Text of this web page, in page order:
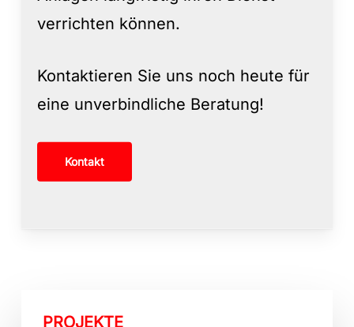
verrichten können.
Kontaktieren Sie uns noch heute für
eine unverbindliche Beratung!
Kontakt
PROJEKTE